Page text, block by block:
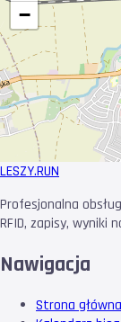
−
LESZY.RUN
Profesjonalna
RFID, zapisy, wyniki
Nawigacja
Strona główna